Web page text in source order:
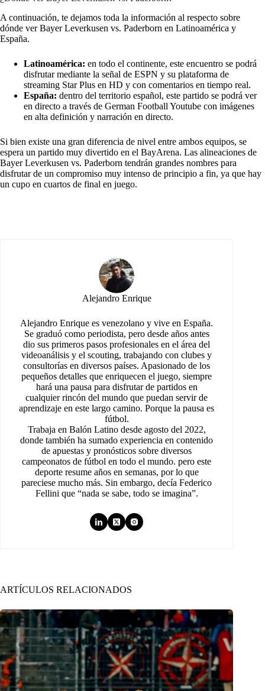
A continuación, te dejamos toda la información al respecto sobre
dónde ver Bayer Leverkusen vs. Paderborn en Latinoamérica y
España.
Latinoamérica: en todo el continente, este encuentro se podrá
disfrutar mediante la señal de ESPN y su plataforma de
streaming Star Plus en HD y con comentarios en tiempo real.
España: dentro del territorio español, este partido se podrá ver
en directo a través de German Football Youtube con imágenes
en alta definición y narración en directo.
Si bien existe una gran diferencia de nivel entre ambos equipos, se
espera un partido muy divertido en el BayArena. Las alineaciones de
Bayer Leverkusen vs. Paderborn tendrán grandes nombres para
disfrutar de un compromiso muy intenso de principio a fin, ya que hay
un cupo en cuartos de final en juego.
Alejandro Enrique
Alejandro Enrique es venezolano y vive en España.
Se graduó como periodista, pero desde años antes
dio sus primeros pasos profesionales en el área del
videoanálisis y el scouting, trabajando con clubes y
consultorías en diversos países. Apasionado de los
pequeños detalles que enriquecen el juego, siempre
hará una pausa para disfrutar de partidos en
cualquier rincón del mundo que puedan servir de
aprendizaje en este largo camino. Porque la pausa es
fútbol.
Trabaja en Balón Latino desde agosto del 2022,
donde también ha sumado experiencia en contenido
de apuestas y pronósticos sobre diversos
campeonatos de fútbol en todo el mundo. pero este
deporte resume años en semanas, por lo que
pareciese mucho más. Sin embargo, decía Federico
Fellini que “nada se sabe, todo se imagina”.
ARTÍCULOS RELACIONADOS